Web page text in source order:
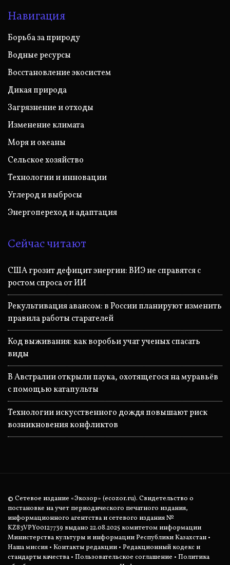
Навигация
Борьба за природу
Водные ресурсы
Восстановление экосистем
Дикая природа
Загрязнение и отходы
Изменение климата
Моря и океаны
Сельское хозяйство
Технологии и инновации
Углерод и выбросы
Энергопереход и адаптация
Сейчас читают
США грозит дефицит энергии: ВИЭ не справятся с
ростом спроса от ИИ
Рекультивация авансом: в России планируют изменить
правила работы старателей
Код выживания: как воробьи учат ученых спасать
виды
В Австралии открыли паука, охотящегося на муравьёв
с помощью катапульты
Технологии искусственного дождя повышают риск
возникновения конфликтов
© Сетевое издание «Экозор» (ecozor.ru). Свидетельство о
постановке на учет периодического печатного издания,
информационного агентства и сетевого издания №
KZ83VPY00127739 выдано 22.08.2025 комитетом информации
Министерства культуры и информации Республики Казахстан •
Наша миссия • Контакты редакции • Редакционный кодекс и
стандарты качества • Пользовательское соглашение • Политика